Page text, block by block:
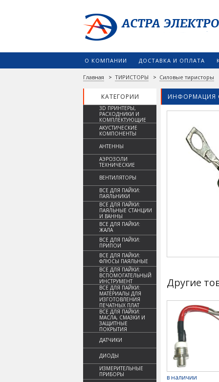
О КОМПАНИИ ДОСТАВКА И ОПЛАТА
Главная > ТИРИСТОРЫ > Силовые тиристоры
КАТЕГОРИИ ИНФОРМАЦИЯ
3D ПРИНТЕРЫ,
РАСХОДНИКИ И
КОМПЛЕКТУЮЩИЕ
АКУСТИЧЕСКИЕ
КОМПОНЕНТЫ
АНТЕННЫ
АЭРОЗОЛИ
ТЕХНИЧЕСКИЕ
ВЕНТИЛЯТОРЫ
ВСЕ ДЛЯ ПАЙКИ:
ПАЯЛЬНИКИ
ВСЕ ДЛЯ ПАЙКИ:
ПАЯЛЬНЫЕ СТАНЦИИ
И ВАННЫ
ВСЕ ДЛЯ ПАЙКИ:
ЖАЛА
ВСЕ ДЛЯ ПАЙКИ:
ПРИПОИ
ВСЕ ДЛЯ ПАЙКИ:
ФЛЮСЫ ПАЯЛЬНЫЕ
ВСЕ ДЛЯ ПАЙКИ:
ВСПОМОГАТЕЛЬНЫЙ
ИНСТРУМЕНТ
ВСЕ ДЛЯ ПАЙКИ:
МАТЕРИАЛЫ ДЛЯ
ИЗГОТОВЛЕНИЯ
ПЕЧАТНЫХ ПЛАТ
ВСЕ ДЛЯ ПАЙКИ:
МАСЛА, СМАЗКИ И
ЗАЩИТНЫЕ
ПОКРЫТИЯ
ДАТЧИКИ
ДИОДЫ
ИЗМЕРИТЕЛЬНЫЕ
ПРИБОРЫ
Другие
в наличии